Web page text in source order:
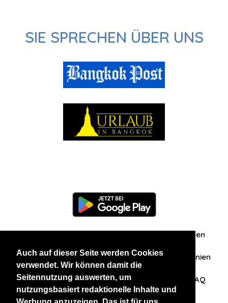
Auch auf dieser Seite werden Cookies
verwendet. Wir können damit die
Seitennutzung auswerten, um
nutzungsbasiert redaktionelle Inhalte und
SIE SPRECHEN ÜBER UNS
Zuschriften/Erfahrungen
Datenschutzerklärung AGB Datenschutzrichtlinien
Nehmen Sie Kontakt mit uns auf FAQ